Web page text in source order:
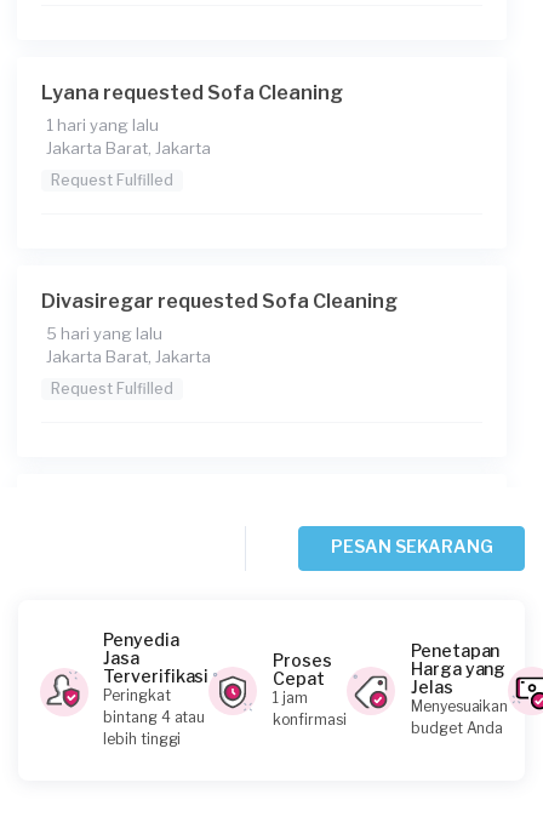
Lyana requested Sofa Cleaning
1 hari yang lalu
Jakarta Barat, Jakarta
Request Fulfilled
Divasiregar requested Sofa Cleaning
5 hari yang lalu
Jakarta Barat, Jakarta
Request Fulfilled
Aske requested Sofa Cleaning
7 hari yang lalu
PESAN SEKARANG
Penyedia
Jasa
Terverifikasi
Peringkat
bintang 4 atau
lebih tinggi
Proses
Cepat
1 jam
konfirmasi
Penetapan
Harga yang
Jelas
Menyesuaikan
budget Anda